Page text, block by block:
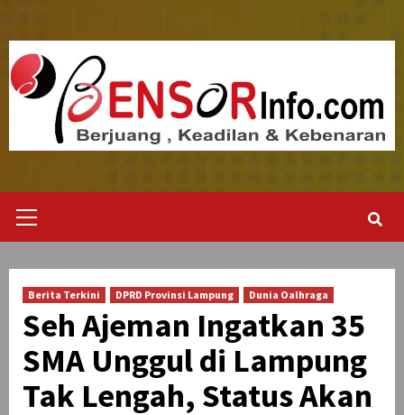
content
Menu
Berita Terkini DPRD Provinsi Lampung Dunia Oalhraga
Seh Ajeman Ingatkan 35
SMA Unggul di Lampung
Tak Lengah, Status Akan